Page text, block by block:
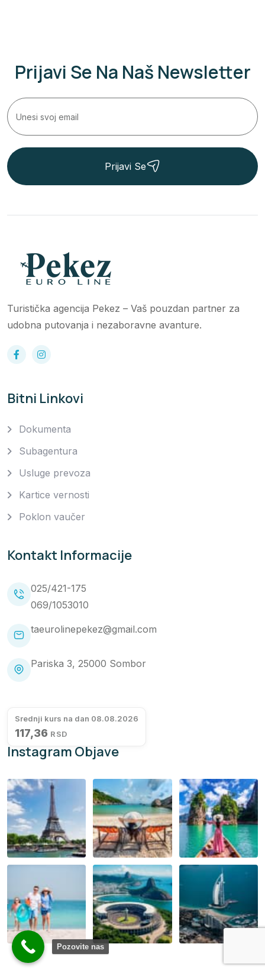
Prijavi Se Na Naš Newsletter
Prijavi Se
Turistička agencija Pekez – Vaš pouzdan partner za
udobna putovanja i nezaboravne avanture.
Bitni Linkovi
Dokumenta
Subagentura
Usluge prevoza
Kartice vernosti
Poklon vaučer
Kontakt Informacije
025/421-175
069/1053010
taeurolinepekez@gmail.com
Pariska 3, 25000 Sombor
Srednji kurs na dan 08.08.2026
117,36 RSD
Instagram Objave
Pozovite nas